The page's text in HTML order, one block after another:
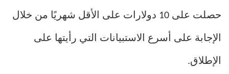
حصلت على 10 دولارات على الأقل شهريًا من خلال
الإجابة على أسرع الاستبيانات التي رأيتها على
الإطلاق.